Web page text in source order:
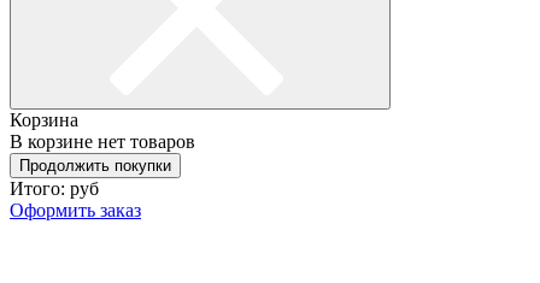
Корзина
В корзине нет товаров
Продолжить покупки
Итого: руб
Оформить заказ